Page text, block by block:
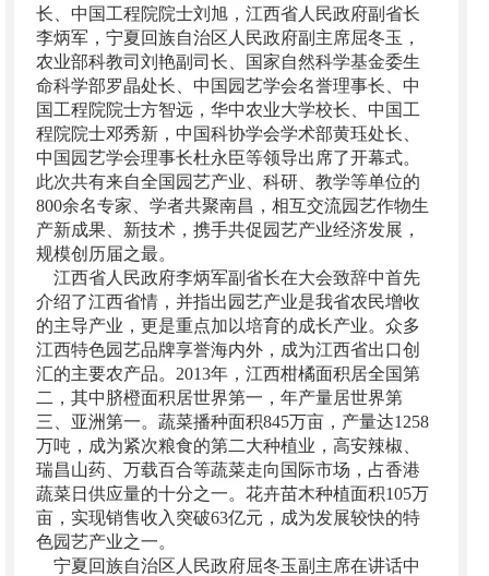
长、中国工程院院士刘旭，江西省人民政府副省长
李炳军，宁夏回族自治区人民政府副主席屈冬玉，
农业部科教司刘艳副司长、国家自然科学基金委生
命科学部罗晶处长、中国园艺学会名誉理事长、中
国工程院院士方智远，华中农业大学校长、中国工
程院院士邓秀新，中国科协学会学术部黄珏处长、
中国园艺学会理事长杜永臣等领导出席了开幕式。
此次共有来自全国园艺产业、科研、教学等单位的
800余名专家、学者共聚南昌，相互交流园艺作物生
产新成果、新技术，携手共促园艺产业经济发展，
规模创历届之最。
江西省人民政府李炳军副省长在大会致辞中首先
介绍了江西省情，并指出园艺产业是我省农民增收
的主导产业，更是重点加以培育的成长产业。众多
江西特色园艺品牌享誉海内外，成为江西省出口创
汇的主要农产品。2013年，江西柑橘面积居全国第
二，其中脐橙面积居世界第一，年产量居世界第
三、亚洲第一。蔬菜播种面积845万亩，产量达1258
万吨，成为紧次粮食的第二大种植业，高安辣椒、
瑞昌山药、万载百合等蔬菜走向国际市场，占香港
蔬菜日供应量的十分之一。花卉苗木种植面积105万
亩，实现销售收入突破63亿元，成为发展较快的特
色园艺产业之一。
宁夏回族自治区人民政府屈冬玉副主席在讲话中